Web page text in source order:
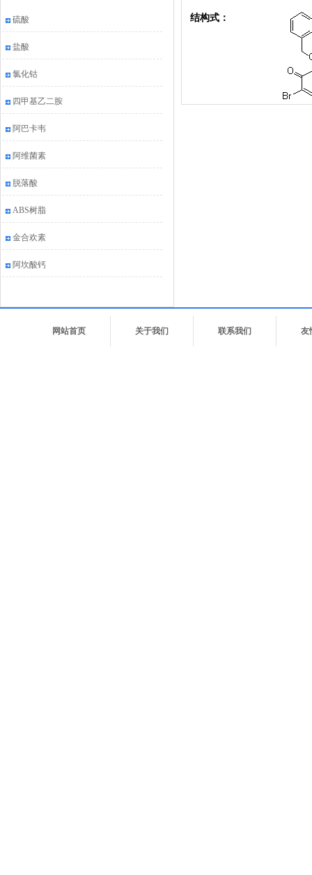
硫酸
盐酸
氯化钴
四甲基乙二胺
阿巴卡韦
阿维菌素
脱落酸
ABS树脂
金合欢素
阿坎酸钙
结构式：
网站首页 关于我们 联系我们 友